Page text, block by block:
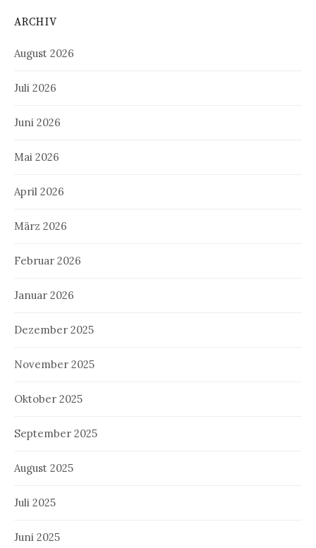
ARCHIV
August 2026
Juli 2026
Juni 2026
Mai 2026
April 2026
März 2026
Februar 2026
Januar 2026
Dezember 2025
November 2025
Oktober 2025
September 2025
August 2025
Juli 2025
Juni 2025